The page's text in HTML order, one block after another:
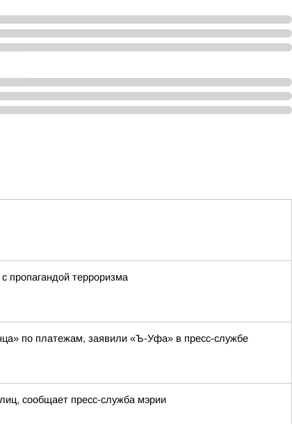
пропагандой терроризма
по платежам, заявили «Ъ-Уфа» в пресс-службе
сообщает пресс-служба мэрии